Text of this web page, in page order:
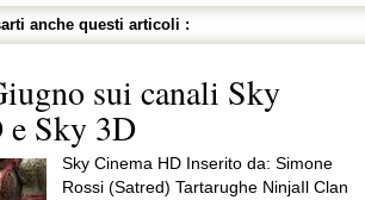
anche questi articoli :
sui canali Sky
e Sky 3D
Sky Cinema HD Inserito da: Simone
Rossi (Satred) Tartarughe NinjaIl Clan